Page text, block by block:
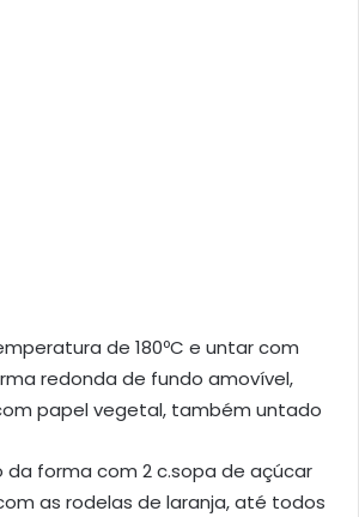
de 180ºC e untar com
redonda de fundo amovível,
papel vegetal, também untado
da forma com 2 c.sopa de açúcar
as rodelas de laranja, até todos